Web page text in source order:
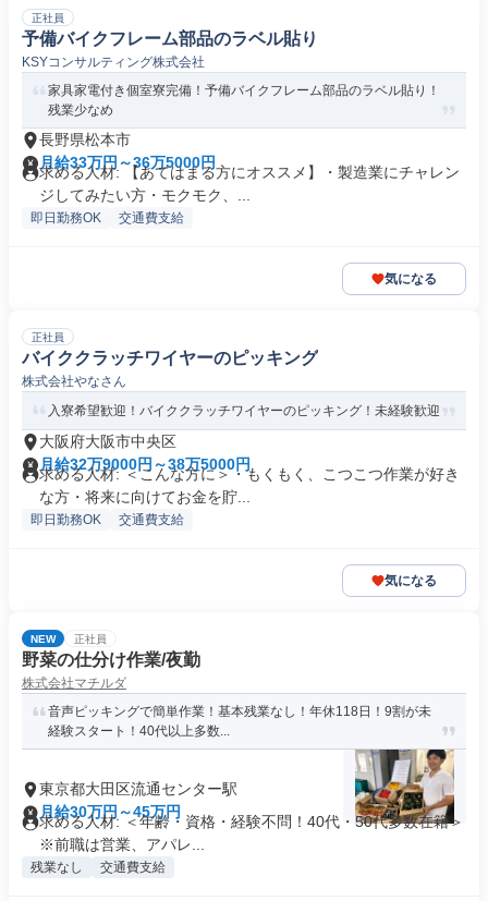
正社員
予備バイクフレーム部品のラベル貼り
KSYコンサルティング株式会社
家具家電付き個室寮完備！予備バイクフレーム部品のラベル貼り！
残業少なめ
長野県松本市
月給33万円～36万5000円
求める人材: 【あてはまる方にオススメ】・製造業にチャレン
ジしてみたい方・モクモク、...
即日勤務OK 交通費支給
気になる
正社員
バイククラッチワイヤーのピッキング
株式会社やなさん
入寮希望歓迎！バイククラッチワイヤーのピッキング！未経験歓迎
大阪府大阪市中央区
月給32万9000円～38万5000円
求める人材: ＜こんな方に＞・もくもく、こつこつ作業が好き
な方・将来に向けてお金を貯...
即日勤務OK 交通費支給
気になる
NEW 正社員
野菜の仕分け作業/夜勤
株式会社マチルダ
音声ピッキングで簡単作業！基本残業なし！年休118日！9割が未
経験スタート！40代以上多数...
東京都大田区流通センター駅
月給30万円～45万円
求める人材: ＜年齢・資格・経験不問！40代・50代多数在籍＞
※前職は営業、アパレ...
残業なし 交通費支給